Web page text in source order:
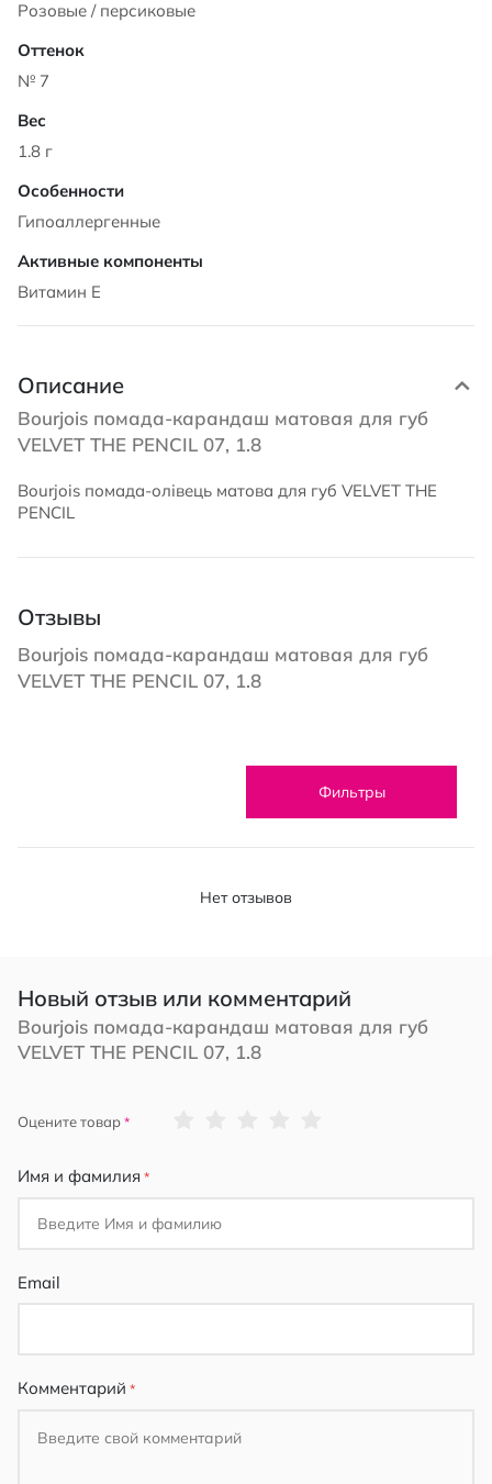
Розовые / персиковые
№ 7
1.8 г
Гипоаллергенные
Витамин Е
Описание
Bourjois помада-карандаш матовая для губ
VELVET THE PENCIL 07, 1.8
Bourjois помада-олівець матова для губ VELVET THE
PENCIL
Отзывы
Bourjois помада-карандаш матовая для губ
VELVET THE PENCIL 07, 1.8
Фильтры
Нет отзывов
Новый отзыв или комментарий
Bourjois помада-карандаш матовая для губ
VELVET THE PENCIL 07, 1.8
Оцените товар
Имя и фамилия
Email
Комментарий